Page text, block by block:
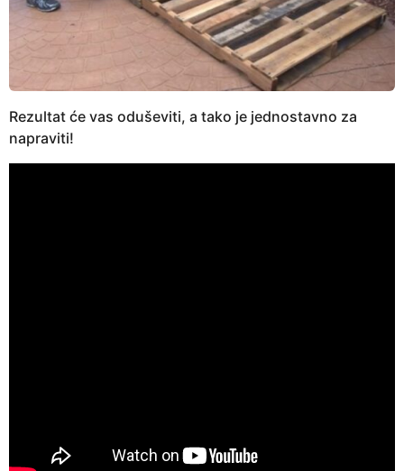
Rezultat će vas oduševiti, a tako je jednostavno za
napraviti!